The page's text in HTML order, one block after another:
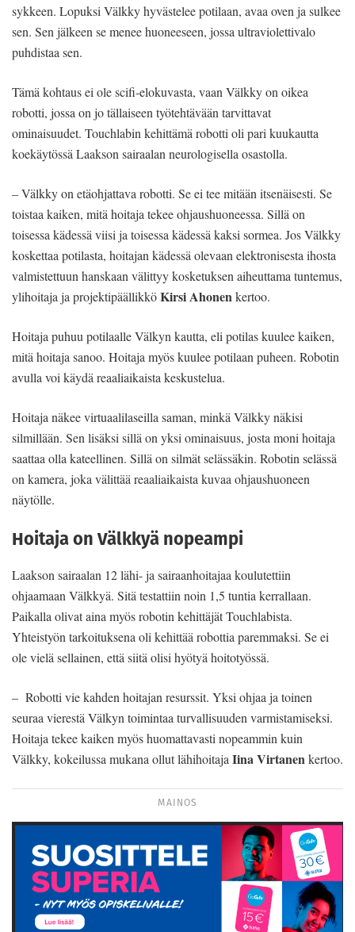
sykkeen. Lopuksi Välkky hyvästelee potilaan, avaa oven ja sulkee
sen. Sen jälkeen se menee huoneeseen, jossa ultraviolettivalo
puhdistaa sen.
Tämä kohtaus ei ole scifi-elokuvasta, vaan Välkky on oikea
robotti, jossa on jo tällaiseen työtehtävään tarvittavat
ominaisuudet. Touchlabin kehittämä robotti oli pari kuukautta
koekäytössä Laakson sairaalan neurologisella osastolla.
– Välkky on etäohjattava robotti. Se ei tee mitään itsenäisesti. Se
toistaa kaiken, mitä hoitaja tekee ohjaushuoneessa. Sillä on
toisessa kädessä viisi ja toisessa kädessä kaksi sormea. Jos Välkky
koskettaa potilasta, hoitajan kädessä olevaan elektronisesta ihosta
valmistettuun hanskaan välittyy kosketuksen aiheuttama tuntemus,
ylihoitaja ja projektipäällikköKirsi Ahonenkertoo.
Hoitaja puhuu potilaalle Välkyn kautta, eli potilas kuulee kaiken,
mitä hoitaja sanoo. Hoitaja myös kuulee potilaan puheen. Robotin
avulla voi käydä reaaliaikaista keskustelua.
Hoitaja näkee virtuaalilaseilla saman, minkä Välkky näkisi
silmillään. Sen lisäksi sillä on yksi ominaisuus, josta moni hoitaja
saattaa olla kateellinen. Sillä on silmät selässäkin. Robotin selässä
on kamera, joka välittää reaaliaikaista kuvaa ohjaushuoneen
näytölle.
Hoitaja on Välkkyä nopeampi
Laakson sairaalan 12 lähi- ja sairaanhoitajaa koulutettiin
ohjaamaan Välkkyä. Sitä testattiin noin 1,5 tuntia kerrallaan.
Paikalla olivat aina myös robotin kehittäjät Touchlabista.
Yhteistyön tarkoituksena oli kehittää robottia paremmaksi. Se ei
ole vielä sellainen, että siitä olisi hyötyä hoitotyössä.
– Robotti vie kahden hoitajan resurssit. Yksi ohjaa ja toinen
seuraa vierestä Välkyn toimintaa turvallisuuden varmistamiseksi.
Hoitaja tekee kaiken myös huomattavasti nopeammin kuin
Välkky, kokeilussa mukana ollut lähihoitajaIina Virtanenkertoo.
MAINOS